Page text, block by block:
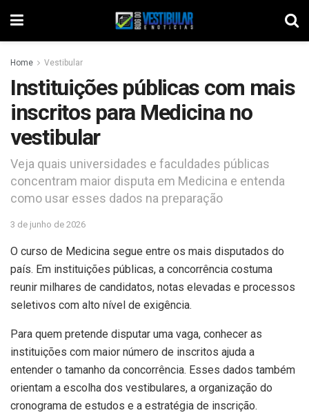
Home Vestibular
Instituições públicas com mais
inscritos para Medicina no
vestibular
Veja quais universidades e faculdades públicas
concentram maior disputa em Medicina e entenda
como usar esses dados na preparação
3 de junho de 2026
O curso de Medicina segue entre os mais disputados do
país. Em instituições públicas, a concorrência costuma
reunir milhares de candidatos, notas elevadas e processos
seletivos com alto nível de exigência.
Para quem pretende disputar uma vaga, conhecer as
instituições com maior número de inscritos ajuda a
entender o tamanho da concorrência. Esses dados também
orientam a escolha dos vestibulares, a organização do
cronograma de estudos e a estratégia de inscrição.